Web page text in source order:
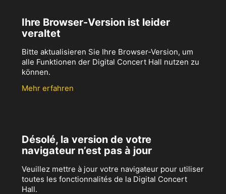
Ihre Browser-Version ist leider
veraltet
Bitte aktualisieren Sie Ihre Browser-Version, um
alle Funktionen der Digital Concert Hall nutzen zu
können.
Mehr erfahren
Désolé, la version de votre
navigateur n’est pas à jour
Veuillez mettre à jour votre navigateur pour utiliser
toutes les fonctionnalités de la Digital Concert
Hall.